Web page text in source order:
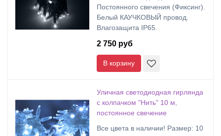
Постоянного свечения (Фиксинг).
Белый КАУЧКОВЫЙ провод.
Влагозащита IP65.
2 750 руб
В корзину
Уличная светодиодная гирлянда
с колпачком "Нить" 10 м,
постоянное свечение
Все цвета в наличии! Размер: 10